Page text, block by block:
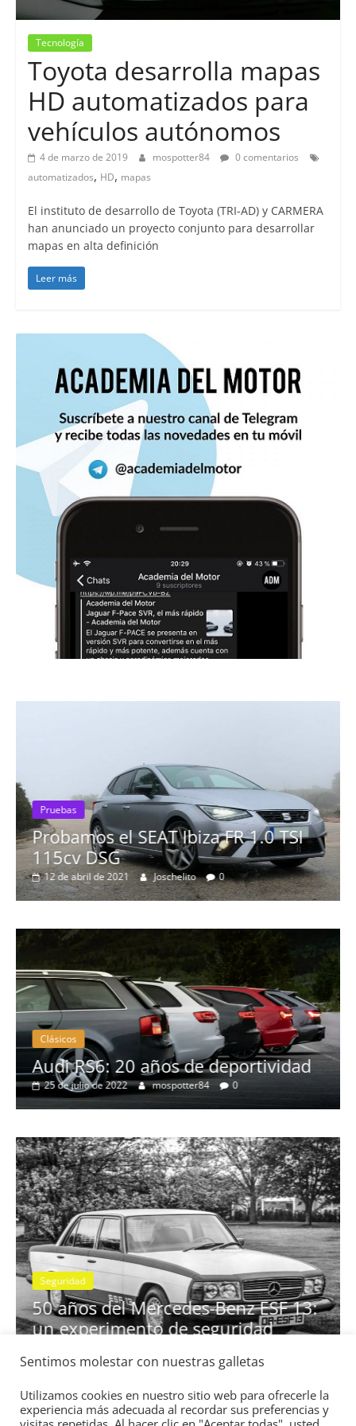
Tecnología
Toyota desarrolla mapas
HD automatizados para
vehículos autónomos
4 de marzo de 2019 mospotter84
0 comentarios
automatizados, HD, mapas
El instituto de desarrollo de Toyota (TRI-AD) y CARMERA
han anunciado un proyecto conjunto para desarrollar
mapas en alta definición
Leer más
Pruebas
Probamos el SEAT Ibiza FR 1.0 TSI
115cv DSG
12 de abril de 2021 Joschelito 0
Clásicos
Audi RS6: 20 años de deportividad
25 de julio de 2022 mospotter84 0
Seguridad
50 años del Mercedes-Benz ESF 13:
un experimento de seguridad
Sentimos molestar con nuestras galletas
Utilizamos cookies en nuestro sitio web para ofrecerle la
experiencia más adecuada al recordar sus preferencias y